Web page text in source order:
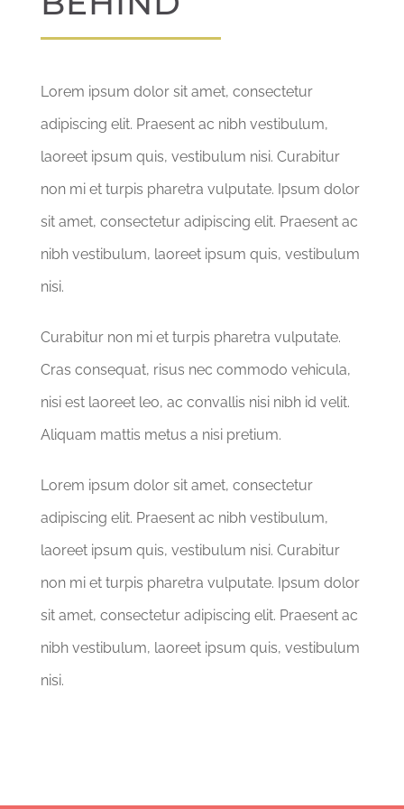
CONTACT
Lorem ipsum dolor sit amet, consectetur
adipiscing elit. Praesent ac nibh vestibulum,
laoreet ipsum quis, vestibulum nisi. Curabitur
non mi et turpis pharetra vulputate. Ipsum dolor
sit amet, consectetur adipiscing elit. Praesent ac
nibh vestibulum, laoreet ipsum quis, vestibulum
nisi.
Curabitur non mi et turpis pharetra vulputate.
Cras consequat, risus nec commodo vehicula,
nisi est laoreet leo, ac convallis nisi nibh id velit.
Aliquam mattis metus a nisi pretium.
Lorem ipsum dolor sit amet, consectetur
adipiscing elit. Praesent ac nibh vestibulum,
laoreet ipsum quis, vestibulum nisi. Curabitur
non mi et turpis pharetra vulputate. Ipsum dolor
sit amet, consectetur adipiscing elit. Praesent ac
nibh vestibulum, laoreet ipsum quis, vestibulum
nisi.